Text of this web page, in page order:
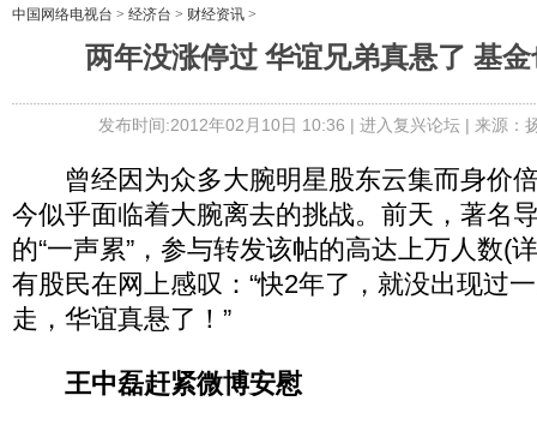
中国网络电视台 > 经济台 > 财经资讯 >
两年没涨停过 华谊兄弟真悬了 基
发布时间:2012年02月10日 10:36 | 进入复兴论坛| 来源：
曾经因为众多大腕明星股东云集而身价
今似乎面临着大腕离去的挑战。前天，著名
的“一声累”，参与转发该帖的高达上万人数(
有股民在网上感叹：“快2年了，就没出现过
走，华谊真悬了！”
王中磊赶紧微博安慰